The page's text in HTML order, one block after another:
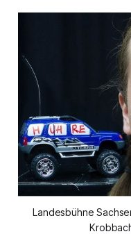
Landesbühne